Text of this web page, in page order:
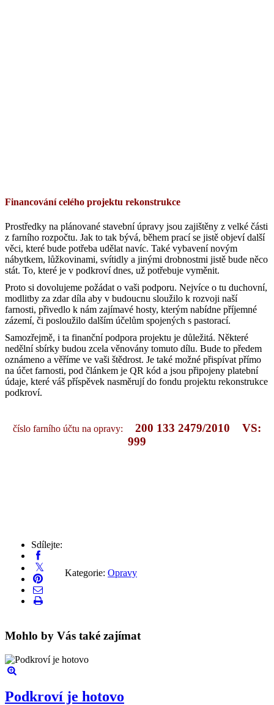
Financování celého projektu rekonstrukce
Prostředky na plánované stavební úpravy jsou zajištěny z velké části
z farního rozpočtu. Jak to tak bývá, během prací se jistě objeví další
věci, které bude potřeba udělat navíc. Také vybavení novým
nábytkem, lůžkovinami, svítidly a jinými drobnostmi jistě bude něco
stát. To, které je v podkroví dnes, už potřebuje vyměnit.
Proto si dovolujeme požádat o vaši podporu. Nejvíce o tu duchovní,
modlitby za zdar díla aby v budoucnu sloužilo k rozvoji naší
farnosti, přivedlo k nám zajímavé hosty, kterým nabídne příjemné
zázemí, či posloužilo dalším účelům spojených s pastorací.
Samozřejmě, i ta finanční podpora projektu je důležitá. Některé
nedělní sbírky budou zcela věnovány tomuto dílu. Bude to předem
oznámeno a věříme ve vaši štědrost. Je také možné přispívat přímo
na účet farnosti, pod článkem je QR kód a jsou připojeny platební
údaje, které váš příspěvek nasměrují do fondu projektu rekonstrukce
podkroví.
číslo farního účtu na opravy:
200 133 2479/2010 VS:
999
Sdílejte:
Kategorie: Opravy
Mohlo by Vás také zajímat
Podkroví je hotovo